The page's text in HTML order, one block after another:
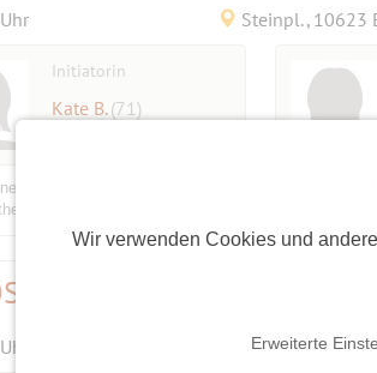
Wir verwenden Cookies und
Erweiterte
Steinpl., 10623
Initiatorin
Kate B. (71)
Thema bei den beliebten Führungen von
Kollwitz, die Tänzerin Isadora Duncan und viele